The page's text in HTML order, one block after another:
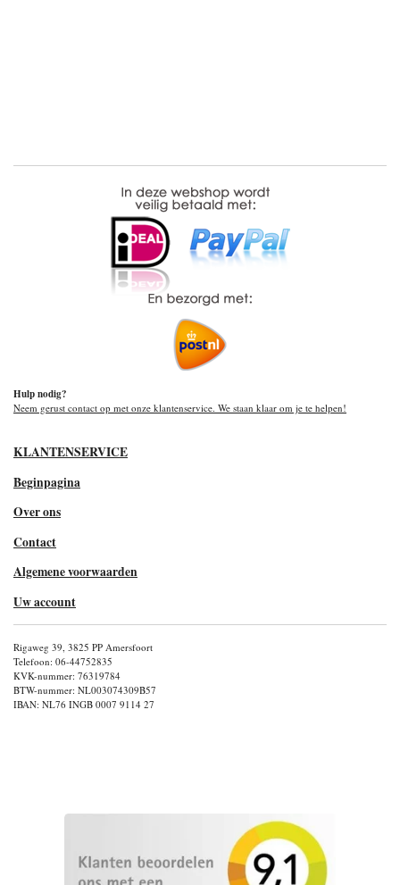
Hulp nodig?
Neem gerust contact op met onze klantenservice. We staan klaar om je te helpen!
KLANTENSERVICE
Beginpagina
Over ons
Contact
Algemene voorwaarden
Uw account
Rigaweg 39, 3825 PP Amersfoort
Telefoon: 06-44752835
KVK-nummer: 76319784
BTW-nummer: NL003074309B57
IBAN: NL76 INGB 0007 9114 27